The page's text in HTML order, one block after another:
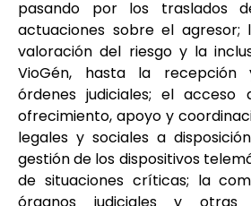
pasando por los traslados
actuaciones sobre el agresor;
valoración del riesgo y la
VioGén, hasta la recepción
órdenes judiciales; el acceso
ofrecimiento, apoyo y
legales y sociales a
gestión de los dispositivos
de situaciones críticas; la
órganos judiciales y otras